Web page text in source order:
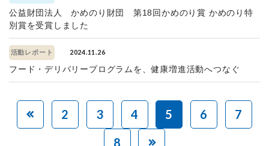
公益財団法人 かめのり財団 第18回かめのり賞 かめのり特
別賞を受賞しました
活動レポート 2024.11.26
フード・デリバリープログラムを、健康増進活動へつなぐ
2 3 4 5 6
7
8